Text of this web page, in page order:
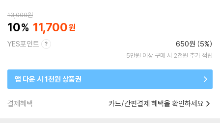
13,000원
10 11,700
YES포인트 650원 (5%)
5만원 이상 구매 시 2천원 추가 적립
앱 다운 시 1천원 상품권
결제혜택 카드/간편결제 혜택을 확인하세요